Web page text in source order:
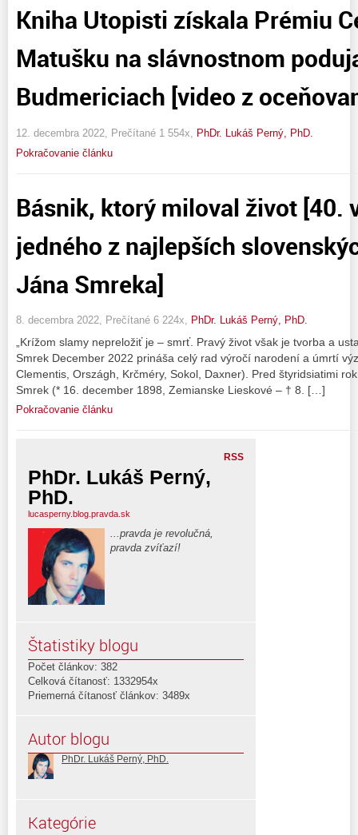
Kniha Utopisti získala Prémiu
Matušku na slávnostnom
Budmericiach [video z
12. decembra 2022, Prečítané 1 554x,
PhDr. Lukáš Perný, PhD.
Pokračovanie článku
Básnik, ktorý miloval život [40.
jedného z najlepších
Jána Smreka]
8. decembra 2022, Prečítané 6 224x, PhDr. Lukáš Perný, PhD.
„Krížom slamy nepreložiť je – smrť. Pravý život však je tvorba a
Smrek December 2022 prináša celý rad výročí narodení a úmrtí
Clementis, Országh, Krčméry, Sokol, Daxner). Pred štyridsiatimi
Smrek (* 16. december 1898, Zemianske Lieskové – † 8. […]
Pokračovanie článku
RSS
PhDr. Lukáš Perný,
PhD.
lucasperny.blog.pravda.sk
...pravda je revolučná,
pravda zvíťazí!
Štatistiky blogu
Počet článkov: 382
Celková čítanosť: 1332954x
Priemerná čítanosť článkov: 3489x
Autor blogu
PhDr. Lukáš Perný, PhD.
Kategórie